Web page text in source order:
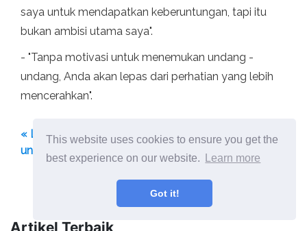
This website uses cookies to ensure you get the
best experience on our website.
Learn more
Got it!
saya untuk mendapatkan keberuntungan, tapi itu
bukan ambisi utama saya".
- "Tanpa motivasi untuk menemukan undang -
undang, Anda akan lepas dari perhatian yang lebih
mencerahkan".
« Lynn Margulis Biografi dan Kontribusi
untuk Sains
Leonor dari Aquitaine Biography,
Perkawinan, Perang Salib, Kematian »
Artikel Terbaik